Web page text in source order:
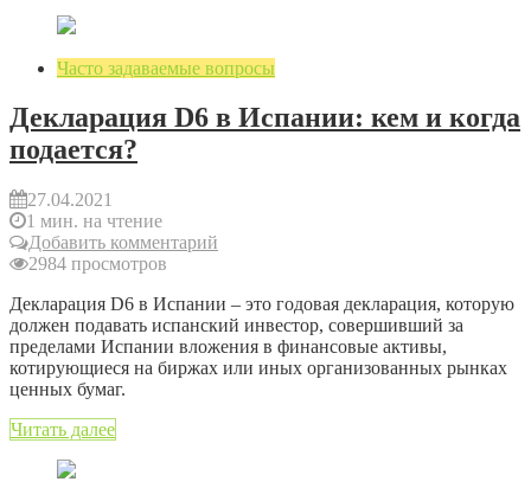
Часто задаваемые вопросы
Декларация D6 в Испании: кем и когда
подается?
27.04.2021
1 мин. на чтение
Добавить комментарий
2984 просмотров
Декларация D6 в Испании – это годовая декларация, которую
должен подавать испанский инвестор, совершивший за
пределами Испании вложения в финансовые активы,
котирующиеся на биржах или иных организованных рынках
ценных бумаг.
Читать далее